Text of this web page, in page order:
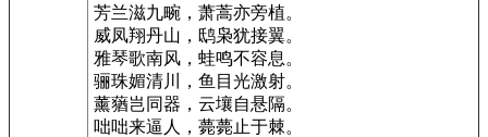
芳兰滋九畹，萧蒿亦旁植。
威凤翔丹山，鸱枭犹接翼。
雅琴歌南风，蛙鸣不容息。
骊珠媚清川，鱼目光激射。
薰蕕岂同器，云壤自悬隔。
咄咄来逼人，薨薨止于棘。